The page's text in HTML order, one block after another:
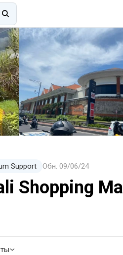
Support Обн. 09/06/24
Shopping Mall